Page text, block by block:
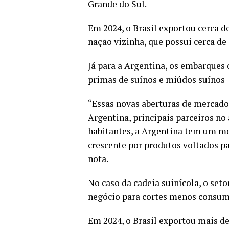
Grande do Sul.
Em 2024, o Brasil exportou cerca
nação vizinha, que possui cerca
Já para a Argentina, os
primas de suínos e miúdos suínos
“Essas novas aberturas de
Argentina, principais parceiros no
habitantes, a Argentina tem um
crescente por produtos voltados
nota.
No caso da cadeia suinícola, o
negócio para cortes menos
Em 2024, o Brasil exportou mais